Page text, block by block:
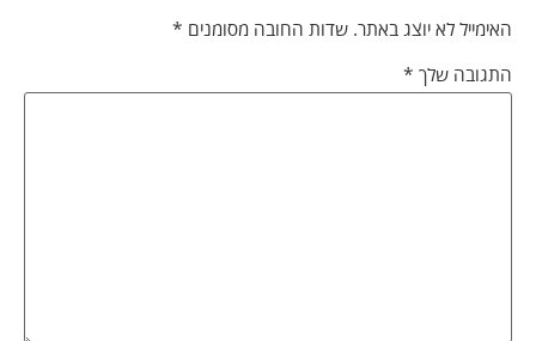
האימייל לא יוצג באתר. שדות החובה מסומנים *
התגובה שלך *